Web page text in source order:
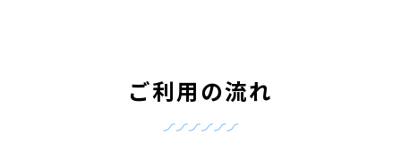
ご利用の流れ